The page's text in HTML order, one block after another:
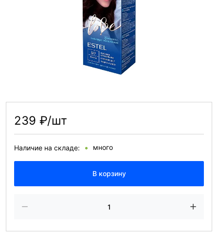
239 ₽/шт
Наличие на складе: много
В корзину